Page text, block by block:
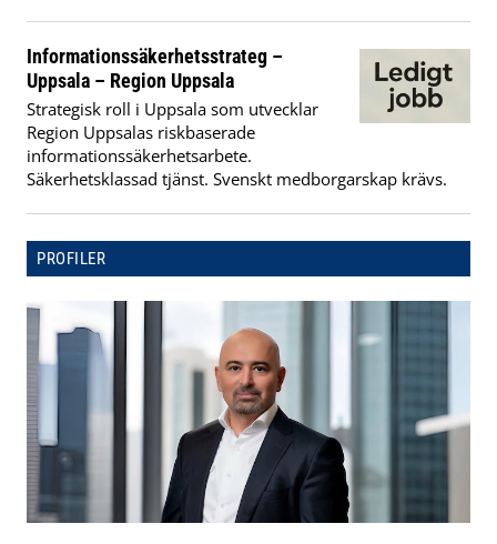
Informationssäkerhetsstrateg –
Uppsala – Region Uppsala
Strategisk roll i Uppsala som utvecklar
Region Uppsalas riskbaserade
informationssäkerhetsarbete.
Säkerhetsklassad tjänst. Svenskt medborgarskap krävs.
PROFILER